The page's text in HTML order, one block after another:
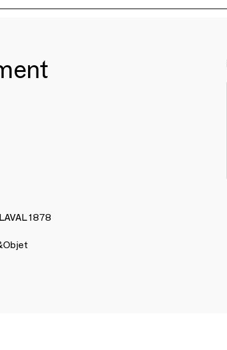
1878